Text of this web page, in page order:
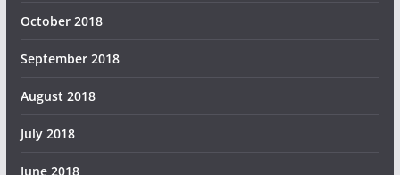
October 2018
September 2018
August 2018
July 2018
June 2018